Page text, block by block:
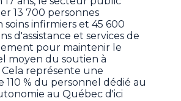
13 700 personnes
soins infirmiers et 45 600
d'assistance et services de
pour maintenir le
moyen du soutien à
Cela représente une
110 % du personnel dédié au
au Québec d'ici